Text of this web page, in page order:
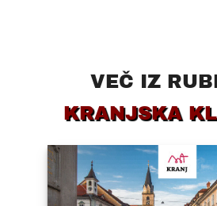
VEČ IZ
KRANJSKA